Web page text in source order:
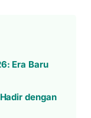
Era Baru
dengan